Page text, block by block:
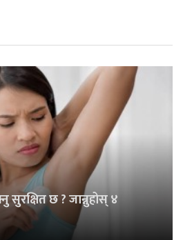
सुरक्षित छ ? जान्नुहोस् ४